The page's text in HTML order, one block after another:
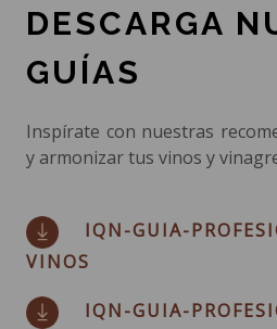
DESCARGA
GUÍAS
Inspírate con nuestras
y armonizar tus vinos y
IQN-GUIA-
VINOS
IQN-GUIA-